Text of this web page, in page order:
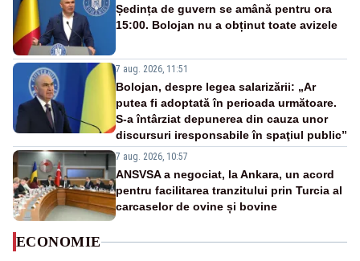
Ședința de guvern se amână pentru ora
15:00. Bolojan nu a obținut toate avizele
7 aug. 2026, 11:51
Bolojan, despre legea salarizării: „Ar
putea fi adoptată în perioada următoare.
S-a întârziat depunerea din cauza unor
discursuri iresponsabile în spaţiul public”
7 aug. 2026, 10:57
ANSVSA a negociat, la Ankara, un acord
pentru facilitarea tranzitului prin Turcia al
carcaselor de ovine și bovine
ECONOMIE